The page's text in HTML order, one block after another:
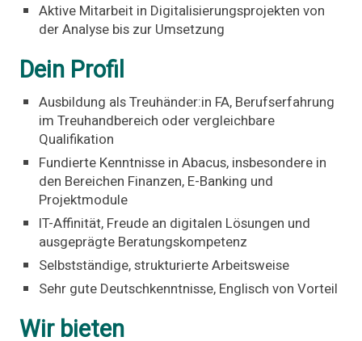
Aktive Mitarbeit in Digitalisierungsprojekten von
der Analyse bis zur Umsetzung
Dein Profil
Ausbildung als Treuhänder:in FA, Berufserfahrung
im Treuhandbereich oder vergleichbare
Qualifikation
Fundierte Kenntnisse in Abacus, insbesondere in
den Bereichen Finanzen, E-Banking und
Projektmodule
IT-Affinität, Freude an digitalen Lösungen und
ausgeprägte Beratungskompetenz
Selbstständige, strukturierte Arbeitsweise
Sehr gute Deutschkenntnisse, Englisch von Vorteil
Wir bieten